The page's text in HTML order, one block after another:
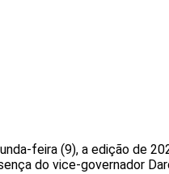
feira (9), a edição de
do vice-governador